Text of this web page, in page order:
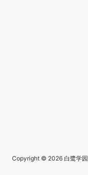
Copyright © 2026 白鹭学园